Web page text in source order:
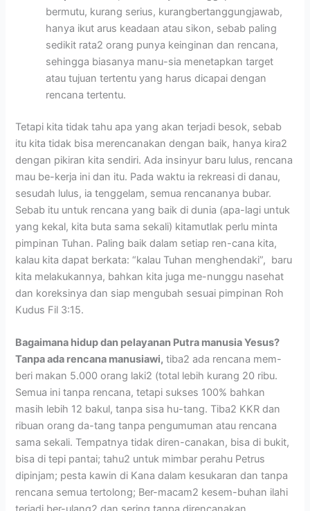
bermutu, kurang serius, kurangbertanggungjawab,
hanya ikut arus keadaan atau sikon, sebab paling
sedikit rata2 orang punya keinginan dan rencana,
sehingga biasanya manu-sia menetapkan target
atau tujuan tertentu yang harus dicapai dengan
rencana tertentu.
Tetapi kita tidak tahu apa yang akan terjadi besok, sebab
itu kita tidak bisa merencanakan dengan baik, hanya kira2
dengan pikiran kita sendiri. Ada insinyur baru lulus, rencana
mau be-kerja ini dan itu. Pada waktu ia rekreasi di danau,
sesudah lulus, ia tenggelam, semua rencananya bubar.
Sebab itu untuk rencana yang baik di dunia (apa-lagi untuk
yang kekal, kita buta sama sekali) kitamutlak perlu minta
pimpinan Tuhan. Paling baik dalam setiap ren-cana kita,
kalau kita dapat berkata: “kalau Tuhan menghendaki”, baru
kita melakukannya, bahkan kita juga me-nunggu nasehat
dan koreksinya dan siap mengubah sesuai pimpinan Roh
Kudus Fil 3:15.
Bagaimana hidup dan pelayanan Putra manusia Yesus?
Tanpa ada rencana manusiawi, tiba2 ada rencana mem-
beri makan 5.000 orang laki2 (total lebih kurang 20 ribu.
Semua ini tanpa rencana, tetapi sukses 100% bahkan
masih lebih 12 bakul, tanpa sisa hu-tang. Tiba2 KKR dan
ribuan orang da-tang tanpa pengumuman atau rencana
sama sekali. Tempatnya tidak diren-canakan, bisa di bukit,
bisa di tepi pantai; tahu2 untuk mimbar perahu Petrus
dipinjam; pesta kawin di Kana dalam kesukaran dan tanpa
rencana semua tertolong; Ber-macam2 kesem-buhan ilahi